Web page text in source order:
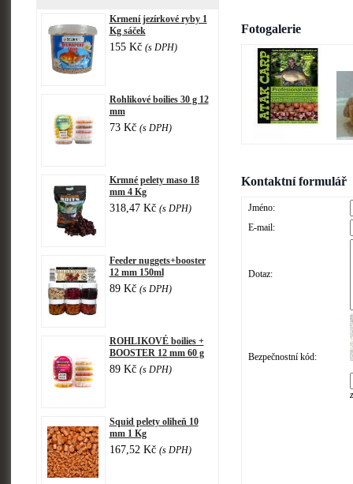
Krmení jezírkové ryby 1
Kg sáček
155 Kč (s DPH)
Rohlikové boilies 30 g 12
mm
73 Kč (s DPH)
Krmné pelety maso 18
mm 4 Kg
318,47 Kč (s DPH)
Feeder nuggets+booster
12 mm 150ml
89 Kč (s DPH)
ROHLIKOVÉ boilies +
BOOSTER 12 mm 60 g
89 Kč (s DPH)
Squid pelety oliheň 10
mm 1 Kg
167,52 Kč (s DPH)
Fotogalerie
Kontaktní formulář
Jméno:
E-mail:
Dotaz:
Bezpečnostní kód: